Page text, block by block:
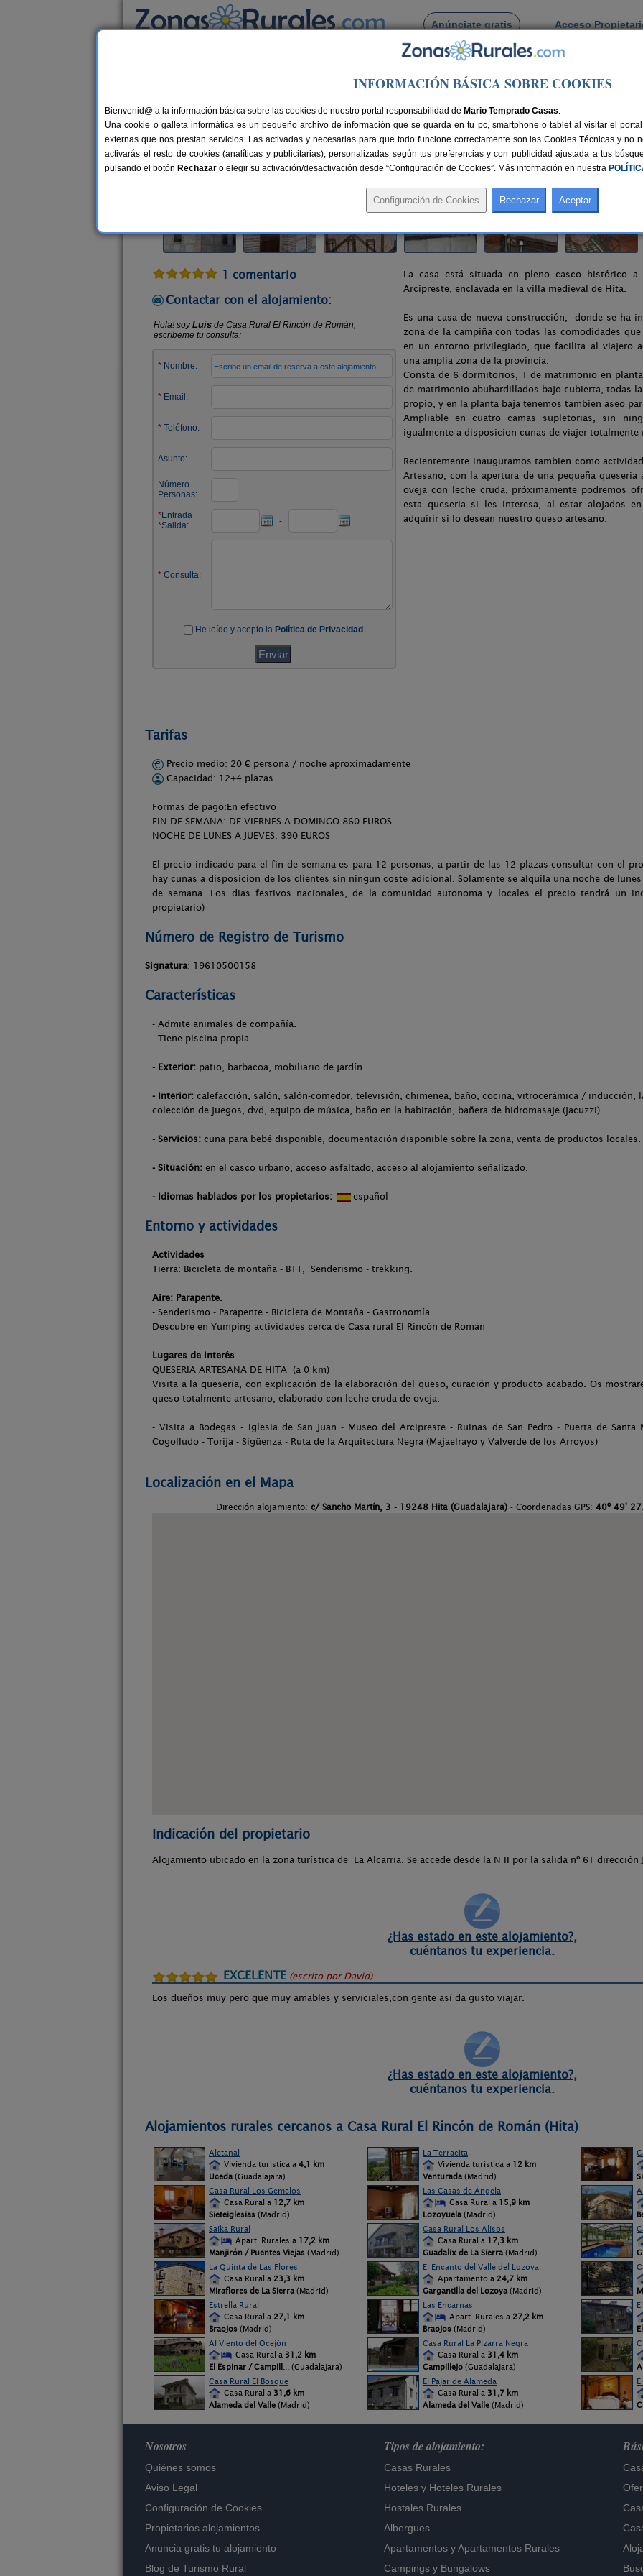
Anúnciate gratis Acceso
Busca por pueblo
Hita> Casa Rural El Rincón de Román
Casa Rural El Rincón de Román
Casa Rural en Hita (Guadalajara)
Alquiler completo 12+4 plazas 20 km de Guadalajara Compartir:
1 comentario
Contactar con el alojamiento:
La casa está situada en pleno casco histórico
Arcipreste, enclavada en la villa medieval de Hita.
Es una casa de nueva construcción, donde se ha
zona de la campiña con todas las comodidades
en un entorno privilegiado, que facilita al viajero
una amplia zona de la provincia.
Consta de 6 dormitorios, 1 de matrimonio en
de matrimonio abuhardillados bajo cubierta, todas
propio, y en la planta baja tenemos tambien aseo
Ampliable en cuatro camas supletorias, sin
igualmente a disposicion cunas de viajer totalmente
Recientemente inauguramos tambien como
Artesano, con la apertura de una pequeña
oveja con leche cruda, próximamente podremos
esta queseria si les interesa, al estar alojados
adquirir si lo desean nuestro queso artesano.
Tarifas
Precio medio: 20 € persona / noche aproximadamente
Capacidad: 12+4 plazas
Formas de pago:En efectivo
FIN DE SEMANA: DE VIERNES A DOMINGO 860 EUROS.
NOCHE DE LUNES A JUEVES: 390 EUROS
El precio indicado para el fin de semana es para 12 personas, a partir de las 12 plazas consultar con el
hay cunas a disposicion de los clientes sin ningun coste adicional. Solamente se alquila una noche de
de semana. Los dias festivos nacionales, de la comunidad autonoma y locales el precio tendrá un
propietario)
Número de Registro de Turismo
Signatura: 19610500158
Características
- Admite animales de compañía.
- Tiene piscina propia.
- Exterior: patio, barbacoa, mobiliario de jardín.
- Interior: calefacción, salón, salón-comedor, televisión, chimenea, baño, cocina, vitrocerámica / inducción,
colección de juegos, dvd, equipo de música, baño en la habitación, bañera de hidromasaje (jacuzzi).
- Servicios: cuna para bebé disponible, documentación disponible sobre la zona, venta de productos locales.
- Situación: en el casco urbano, acceso asfaltado, acceso al alojamiento señalizado.
- Idiomas hablados por los propietarios: español
Entorno y actividades
Actividades
Tierra: Bicicleta de montaña - BTT, Senderismo - trekking.
Aire: Parapente.
- Senderismo - Parapente - Bicicleta de Montaña - Gastronomía
Descubre en Yumping actividades cerca de Casa rural El Rincón de Román
Lugares de interés
QUESERIA ARTESANA DE HITA (a 0 km)
Visita a la quesería, con explicación de la elaboración del queso, curación y producto acabado. Os
queso totalmente artesano, elaborado con leche cruda de oveja.
- Visita a Bodegas - Iglesia de San Juan - Museo del Arcipreste - Ruinas de San Pedro - Puerta de Santa
Cogolludo - Torija - Sigüenza - Ruta de la Arquitectura Negra (Majaelrayo y Valverde de los Arroyos)
Localización en el Mapa
Dirección alojamiento: c/ Sancho Martín, 3 - 19248 Hita (Guadalajara) - Coordenadas GPS: 40º 49'
Indicación del propietario
Alojamiento ubicado en la zona turística de La Alcarria. Se accede desde la N II por la salida nº 61 dirección
¿Has estado en este alojamiento?,
cuéntanos tu experiencia.
EXCELENTE (escrito por David)
Los dueños muy pero que muy amables y serviciales,con gente así da gusto viajar.
¿Has estado en este alojamiento?,
cuéntanos tu experiencia.
Alojamientos rurales cercanos a Casa Rural El Rincón de Román (Hita)
Aletanal
Vivienda turística a 4,1 km
Uceda (Guadalajara)
La Terracita
Vivienda turística a 12 km
Venturada (Madrid)
Casa Rural Los Gemelos
Casa Rural a 12,7 km
Sieteiglesias (Madrid)
Las Casas de Ángela
Casa Rural a 15,9 km
Lozoyuela (Madrid)
Saika Rural
Apart. Rurales a 17,2 km
Manjirón / Puentes Viejas (Madrid)
Casa Rural Los Alisos
Casa Rural a 17,3 km
Guadalix de La Sierra (Madrid)
La Quinta de Las Flores
Casa Rural a 23,3 km
Miraflores de La Sierra (Madrid)
El Encanto del Valle del Lozoya
Apartamento a 24,7 km
Gargantilla del Lozoya (Madrid)
Estrella Rural
Casa Rural a 27,1 km
Braojos (Madrid)
Las Encarnas
Apart. Rurales a 27,2 km
Braojos (Madrid)
Al Viento del Ocejón
Casa Rural a 31,2 km
El Espinar / Campill ... (Guadalajara)
Casa Rural La Pizarra Negra
Casa Rural a 31,4 km
Campillejo (Guadalajara)
Casa Rural El Bosque
Casa Rural a 31,6 km
Alameda del Valle (Madrid)
El Pajar de Alameda
Casa Rural a 31,7 km
Alameda del Valle (Madrid)
Nosotros
Quiénes somos
Aviso Legal
Configuración de Cookies
Propietarios alojamientos
Anuncia gratis tu alojamiento
Blog de Turismo Rural
Tipos de alojamiento:
Casas Rurales
Hoteles y Hoteles Rurales
Hostales Rurales
Albergues
Apartamentos yApartamentos Rurales
Campings y Bungalows
INFORMACIÓN BÁSICA SOBRE COOKIES
Bienvenid@ a la información básica sobre las cookies de nuestro portal responsabilidad de Mario Temprado Casas.
Una cookie o galleta informática es un pequeño archivo de información que se guarda en tu pc, smartphone o tablet al visitar el
externas que nos prestan servicios. Las activadas y necesarias para que todo funcione correctamente son las Cookies Técnicas y no
activarás el resto de cookies (analíticas y publicitarias), personalizadas según tus preferencias y con publicidad ajustada a tus
pulsando el botón Rechazar o elegir su activación/desactivación desde “Configuración de Cookies”. Más información en nuestra